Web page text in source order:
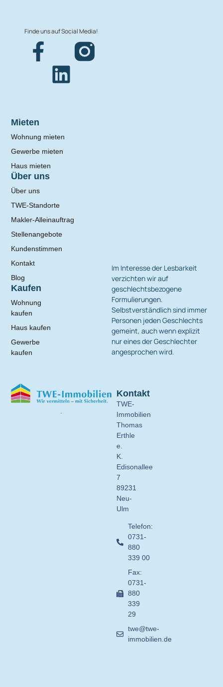
Im Interesse der Lesbarkeit
verzichten wir auf
geschlechtsbezogene
Formulierungen.
Selbstverständlich sind immer
Personen jeden Geschlechts
gemeint, auch wenn explizit
nur eines der Geschlechter
angesprochen wird.
Kontakt
TWE-
Immobilien
Thomas
Erthle
e.
K.
Edisonallee
7
89231
Neu-
Ulm
Telefon:
0731-
880
339 00
Fax:
0731-
880
339
29
twe@twe-
immobilien.de
Mieten
Wohnung mieten
Gewerbe mieten
Haus mieten
Über uns
Über uns
TWE-Standorte
Makler-Alleinauftrag
Stellenangebote
Kundenstimmen
Kontakt
Blog
Kaufen
Wohnung
kaufen
Haus kaufen
Gewerbe
kaufen
Finde uns auf Social Media!